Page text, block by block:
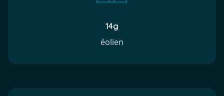
14g
éolien